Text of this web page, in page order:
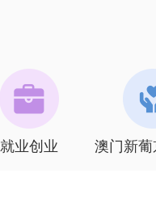
就业创业 澳门新